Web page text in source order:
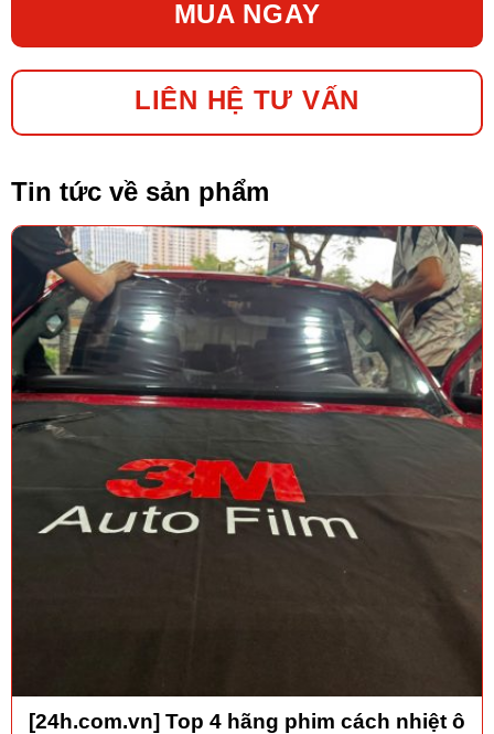
MUA NGAY
LIÊN HỆ TƯ VẤN
Tin tức về sản phẩm
[24h.com.vn] Top 4 hãng phim cách nhiệt ô